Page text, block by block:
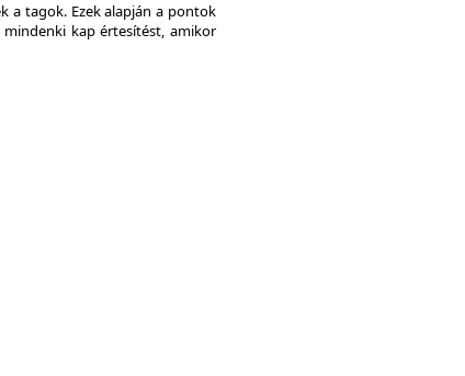
a tagok. Ezek alapján a pontok
kap értesítést, amikor